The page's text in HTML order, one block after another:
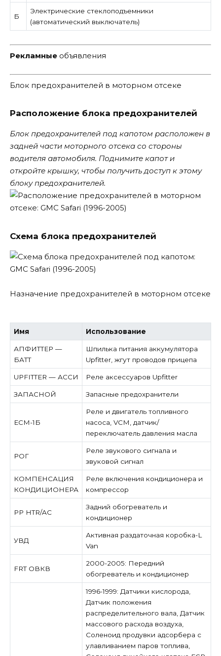
Б
Электрические стеклоподъемники
(автоматический выключатель)
Рекламные объявления
Блок предохранителей в моторном отсеке
Расположение блока предохранителей
Блок предохранителей под капотом расположен в
задней части моторного отсека со стороны
водителя автомобиля. Поднимите капот и
откройте крышку, чтобы получить доступ к этому
блоку предохранителей.
Схема блока предохранителей
Назначение предохранителей в моторном отсеке
Имя Использование
АПФИТТЕР —
БАТТ
Шпилька питания аккумулятора
Upfitter, жгут проводов прицепа
UPFITTER — АССИ Реле аксессуаров Upfitter
ЗАПАСНОЙ Запасные предохранители
ЕСМ-1Б
Реле и двигатель топливного
насоса, VCM, датчик/
переключатель давления масла
РОГ
Реле звукового сигнала и
звуковой сигнал
КОМПЕНСАЦИЯ
КОНДИЦИОНЕРА
Реле включения кондиционера и
компрессор
РР HTR/AC
Задний обогреватель и
кондиционер
УВД
Активная раздаточная коробка-L
Van
FRT ОВКВ
2000-2005: Передний
обогреватель и кондиционер
1996-1999: Датчики кислорода,
Датчик положения
распределительного вала, Датчик
массового расхода воздуха,
Соленоид продувки адсорбера с
улавливанием паров топлива,